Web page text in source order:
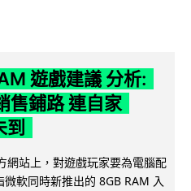
遊戲建議 分析:
售鋪路 連自家
到
站上，對遊戲玩家要為電腦配
軟同時新推出的 8GB RAM 入